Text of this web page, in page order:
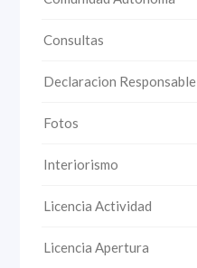
Consultas
Declaracion Responsable
Fotos
Interiorismo
Licencia Actividad
Licencia Apertura